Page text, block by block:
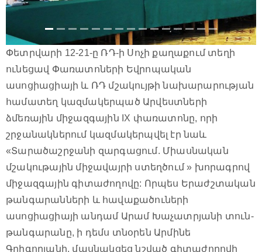
Փետրվարի 12-21-ը ՌԴ-ի Սոչի քաղաքում տեղի
ունեցավ Փառատոների Եվրոպական
ասոցիացիայի և ՌԴ մշակույթի նախարարության
համատեղ կազմակերպած Արվեստների
ձմեռային միջազգային IX փառատոնը, որի
շրջանակներում կազմակերպվել էր նաև
«Տարածաշրջանի զարգացում. Միասնական
մշակութային միջավայրի ստեղծում » խորագրով
միջազգային գիտաժողովը: Որպես Երաժշտական
թանգարանների և հավաքածուների
ասոցիացիայի անդամ Արամ Խաչատրյանի տուն-
թանգարանը, ի դեմս տնօրեն Արմինե
Գրիգորյանի, մասնակցեց նշված գիտաժողովի